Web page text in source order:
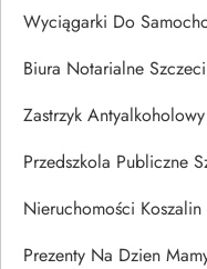
Wyciągarki Do
Biura Notarialne
Zastrzyk
Przedszkola Publiczne
Nieruchomości Koszalin
Prezenty Na Dzien